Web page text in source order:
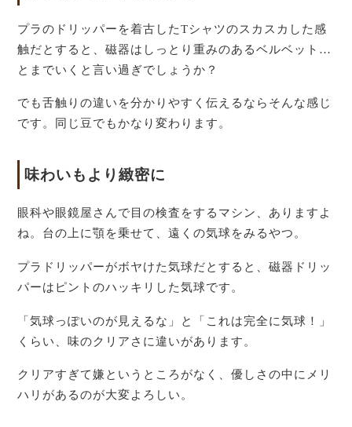
プラのドリッパーを着古したTシャツのスカスカした感
触だとすると、磁器はしっとり重みのあるベルベット…
とまでいくと言い過ぎでしょうか？
でも舌触りの違いを分かりやすく伝えるならそんな感じ
です。同じ豆でもかなり変わります。
味わいもより緻密に
眼科や眼鏡屋さんで目の検査をするマシン、ありますよ
ね。台の上に顎を乗せて、遠くの気球をみるやつ。
プラドリッパーがボヤけた気球だとすると、磁器ドリッ
パーはピントのハッキリした気球です。
「気球っぽいのが見えるな」と「これは完全に気球！」
くらい、味のクリアさに違いがあります。
クリアすぎて嫌というところがなく、優しさの中にメリ
ハリがあるのが大変よろしい。